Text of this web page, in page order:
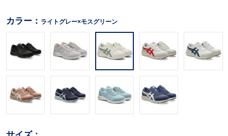
カラー： ライトグレー×モスグリーン